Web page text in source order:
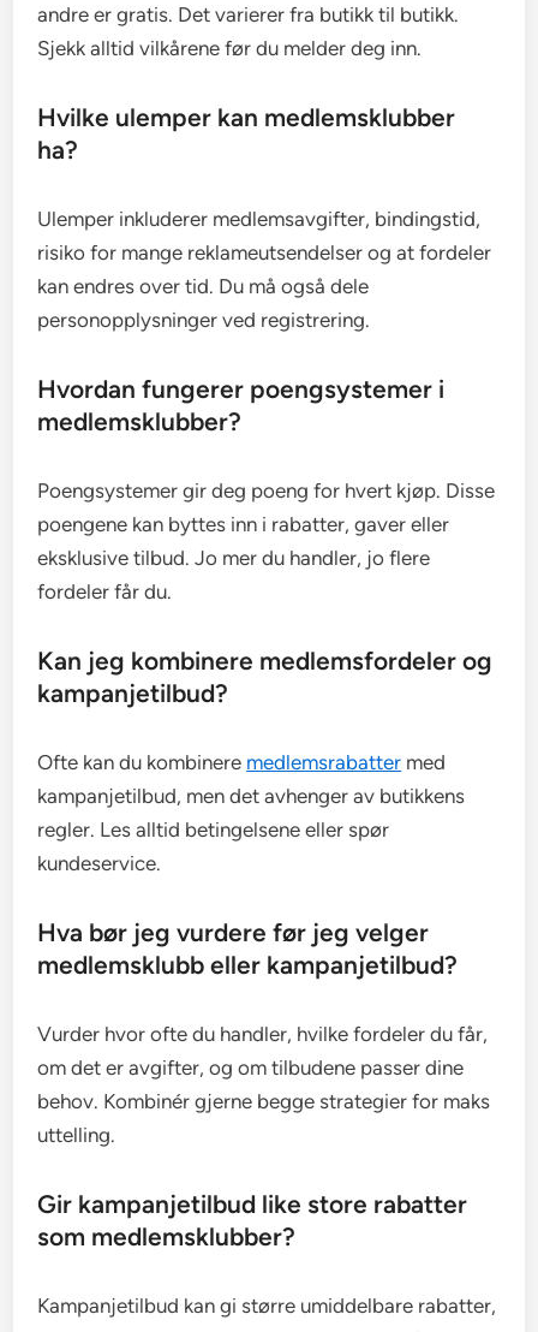
andre er gratis. Det varierer fra butikk til butikk.
Sjekk alltid vilkårene før du melder deg inn.
Hvilke ulemper kan medlemsklubber
ha?
Ulemper inkluderer medlemsavgifter, bindingstid,
risiko for mange reklameutsendelser og at fordeler
kan endres over tid. Du må også dele
personopplysninger ved registrering.
Hvordan fungerer poengsystemer i
medlemsklubber?
Poengsystemer gir deg poeng for hvert kjøp. Disse
poengene kan byttes inn i rabatter, gaver eller
eksklusive tilbud. Jo mer du handler, jo flere
fordeler får du.
Kan jeg kombinere medlemsfordeler og
kampanjetilbud?
Ofte kan du kombinere medlemsrabatter med
kampanjetilbud, men det avhenger av butikkens
regler. Les alltid betingelsene eller spør
kundeservice.
Hva bør jeg vurdere før jeg velger
medlemsklubb eller kampanjetilbud?
Vurder hvor ofte du handler, hvilke fordeler du får,
om det er avgifter, og om tilbudene passer dine
behov. Kombinér gjerne begge strategier for maks
uttelling.
Gir kampanjetilbud like store rabatter
som medlemsklubber?
Kampanjetilbud kan gi større umiddelbare rabatter,